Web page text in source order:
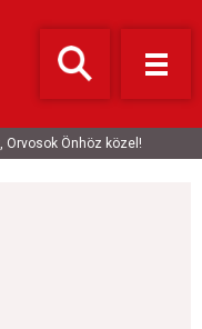
Orvosok Önhöz közel!